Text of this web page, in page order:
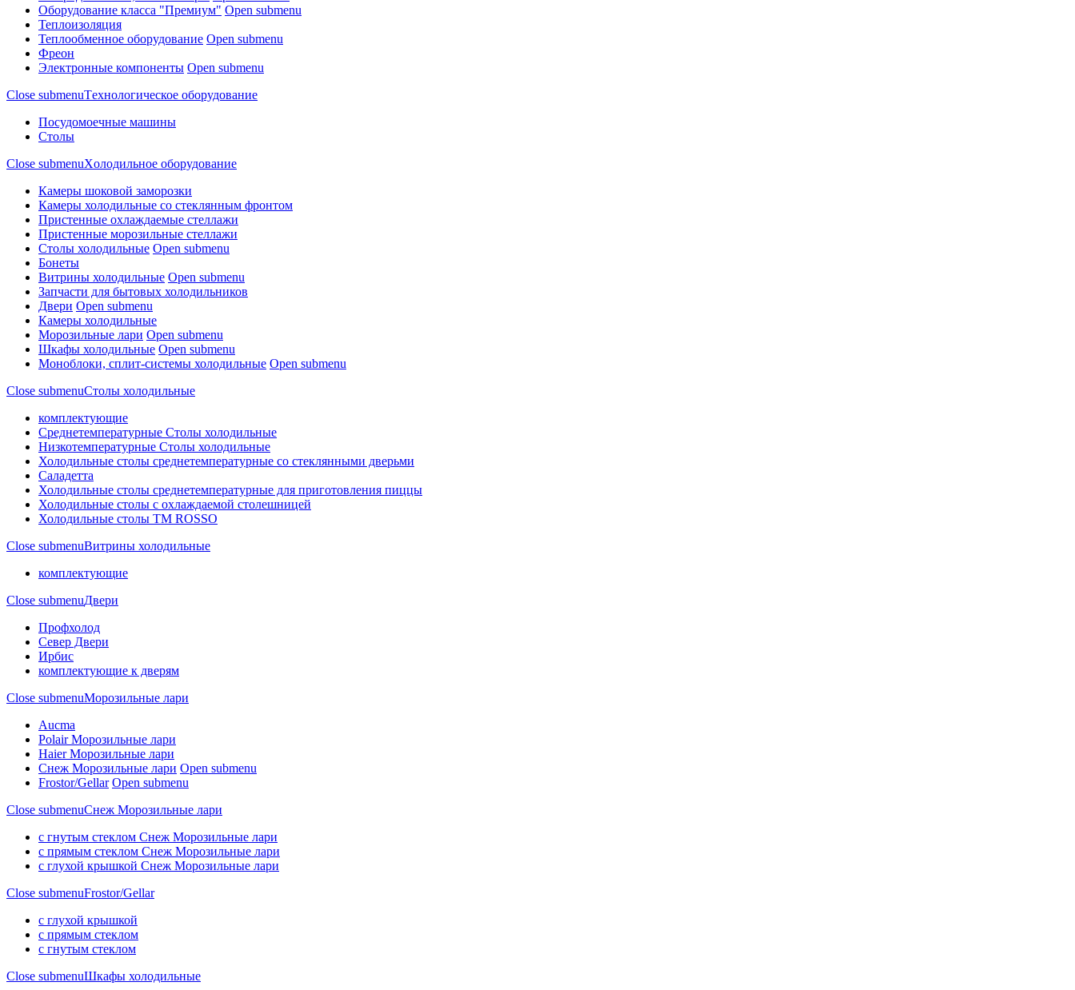
Оборудование класса "Премиум" Open submenu
Теплоизоляция
Теплообменное оборудование Open submenu
Фреон
Электронные компоненты Open submenu
Close submenuTехнологическое оборудование
Посудомоечные машины
Столы
Close submenuXолодильное оборудование
Камеры шоковой заморозки
Камеры холодильные со стеклянным фронтом
Пристенные охлаждаемые стеллажи
Пристенные морозильные стеллажи
Столы холодильные Open submenu
Бонеты
Витрины холодильные Open submenu
Запчасти для бытовых холодильников
Двери Open submenu
Камеры холодильные
Морозильные лари Open submenu
Шкафы холодильные Open submenu
Моноблоки, сплит-системы холодильные Open submenu
Close submenuСтолы холодильные
комплектующие
Среднетемпературные Столы холодильные
Низкотемпературные Столы холодильные
Холодильные столы среднетемпературные со стеклянными дверьми
Саладетта
Холодильные столы среднетемпературные для приготовления пиццы
Холодильные столы с охлаждаемой столешницей
Холодильные столы ТМ ROSSO
Close submenuВитрины холодильные
комплектующие
Close submenuДвери
Профхолод
Север Двери
Ирбис
комплектующие к дверям
Close submenuМорозильные лари
Aucma
Polair Морозильные лари
Haier Морозильные лари
Снеж Морозильные лари Open submenu
Frostor/Gellar Open submenu
Close submenuСнеж Морозильные лари
с гнутым стеклом Снеж Морозильные лари
с прямым стеклом Снеж Морозильные лари
с глухой крышкой Снеж Морозильные лари
Close submenuFrostor/Gellar
с глухой крышкой
с прямым стеклом
с гнутым стеклом
Close submenuШкафы холодильные